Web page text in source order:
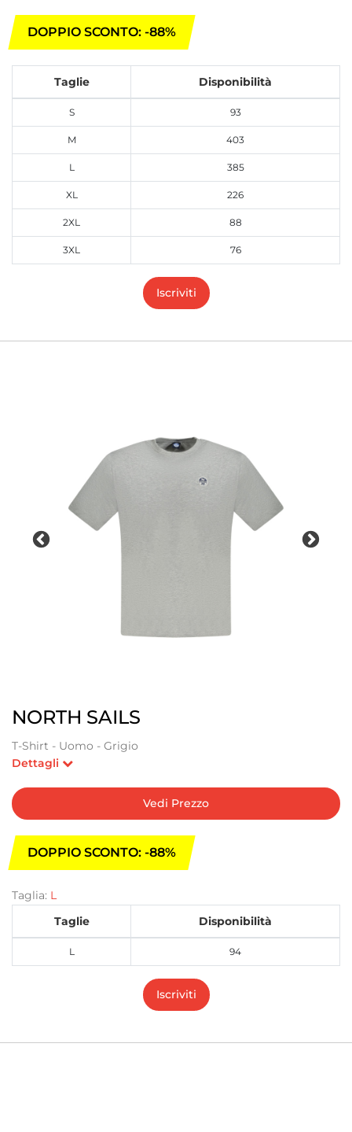
DOPPIO SCONTO: -88%
Taglie Disponibilità
S 93
M 403
L 385
XL 226
2XL 88
3XL 76
Iscriviti
NORTH SAILS
T-Shirt - Uomo - Grigio
Dettagli
Vedi Prezzo
DOPPIO SCONTO: -88%
Taglia: L
Taglie
Disponibilità
L 94
Iscriviti